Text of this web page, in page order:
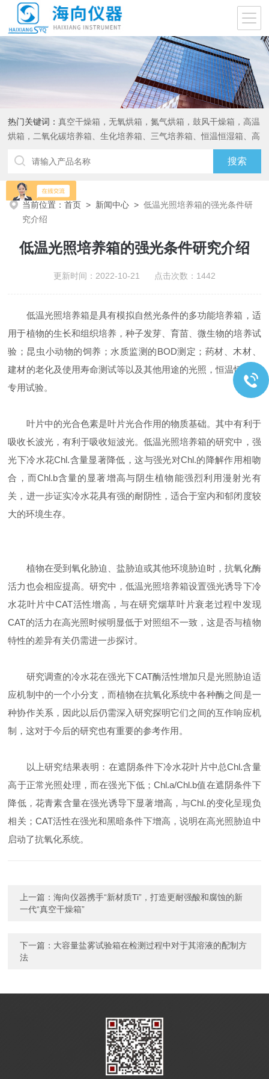
热门关键词：真空干燥箱，无氧烘箱，氮气烘箱，鼓风干燥箱，高温
烘箱，二氧化碳培养箱、生化培养箱、三气培养箱、恒温恒湿箱、高
当前位置：首页 > 新闻中心 >低温光照培养箱的强光条件研
究介绍
低温光照培养箱的强光条件研究介绍
更新时间：2022-10-21 点击次数：1442
低温光照培养箱是具有模拟自然光条件的多功能培养箱，适
用于植物的生长和组织培养，种子发芽、育苗、微生物的培养试
验；昆虫小动物的饲养；水质监测的BOD测定；药材、木材、
建材的老化及使用寿命测试等以及其他用途的光照，恒温恒湿的
专用试验。
叶片中的光合色素是叶片光合作用的物质基础。其中有利于
吸收长波光，有利于吸收短波光。低温光照培养箱的研究中，强
光下冷水花Chl.含量显著降低，这与强光对Chl.的降解作用相吻
合，而Chl.b含量的显著增高与阴生植物能强烈利用漫射光有
关，进一步证实冷水花具有强的耐阴性，适合于室内和郁闭度较
大的环境生存。
植物在受到氧化胁迫、盐胁迫或其他环境胁迫时，抗氧化酶
活力也会相应提高。研究中，低温光照培养箱设置强光诱导下冷
水花叶片中CAT活性增高，与在研究烟草叶片衰老过程中发现
CAT的活力在高光照时候明显低于对照组不一致，这是否与植物
特性的差异有关仍需进一步探讨。
研究调查的冷水花在强光下CAT酶活性增加只是光照胁迫适
应机制中的一个小分支，而植物在抗氧化系统中各种酶之间是一
种协作关系，因此以后仍需深入研究探明它们之间的互作响应机
制，这对于今后的研究也有重要的参考作用。
以上研究结果表明：在遮阴条件下冷水花叶片中总Chl.含量
高于正常光照处理，而在强光下低；Chl.a/Chl.b值在遮阴条件下
降低，花青素含量在强光诱导下显著增高，与Chl.的变化呈现负
相关；CAT活性在强光和黑暗条件下增高，说明在高光照胁迫中
启动了抗氧化系统。
上一篇：海向仪器携手“新材质Ti”，打造更耐强酸和腐蚀的新
一代“真空干燥箱”
下一篇： 大容量盐雾试验箱在检测过程中对于其溶液的配制方
法